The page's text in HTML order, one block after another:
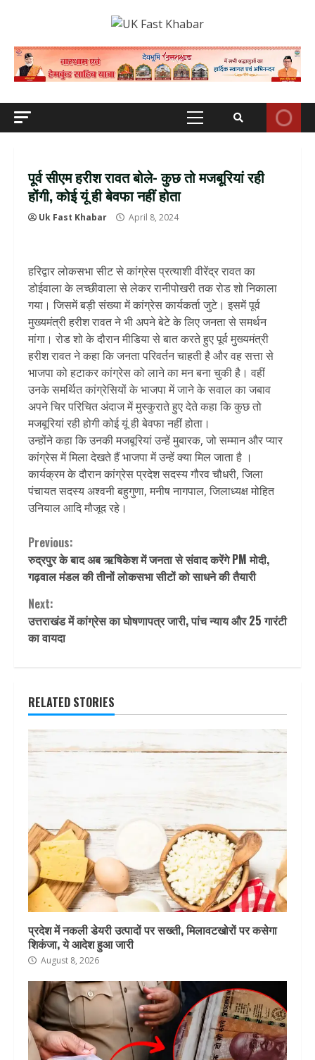
Primary
पूर्व सीएम हरीश रावत बोले- कुछ तो मजबूरियां रही
होंगी, कोई यूं ही बेवफा नहीं होता
Uk Fast Khabar April 8, 2024
हरिद्वार लोकसभा सीट से कांग्रेस प्रत्याशी वीरेंद्र रावत का
डोईवाला के लच्छीवाला से लेकर रानीपोखरी तक रोड शो निकाला
गया। जिसमें बड़ी संख्या में कांग्रेस कार्यकर्ता जुटे। इसमें पूर्व
मुख्यमंत्री हरीश रावत ने भी अपने बेटे के लिए जनता से समर्थन
मांगा। रोड शो के दौरान मीडिया से बात करते हुए पूर्व मुख्यमंत्री
हरीश रावत ने कहा कि जनता परिवर्तन चाहती है और वह सत्ता से
भाजपा को हटाकर कांग्रेस को लाने का मन बना चुकी है। वहीं
उनके समर्थित कांग्रेसियों के भाजपा में जाने के सवाल का जबाव
अपने चिर परिचित अंदाज में मुस्कुराते हुए देते कहा कि कुछ तो
मजबूरियां रही होगी कोई यूं ही बेवफा नहीं होता।
उन्होंने कहा कि उनकी मजबूरियां उन्हें मुबारक, जो सम्मान और प्यार
कांग्रेस में मिला देखते हैं भाजपा में उन्हें क्या मिल जाता है ।
कार्यक्रम के दौरान कांग्रेस प्रदेश सदस्य गौरव चौधरी, जिला
पंचायत सदस्य अश्वनी बहुगुणा, मनीष नागपाल, जिलाध्यक्ष मोहित
उनियाल आदि मौजूद रहे।
Continue
Reading
Previous:
रुद्रपुर के बाद अब ऋषिकेश में जनता से संवाद करेंगे PM मोदी,
गढ़वाल मंडल की तीनों लोकसभा सीटों को साधने की तैयारी
Next:
उत्तराखंड में कांग्रेस का घोषणापत्र जारी, पांच न्याय और 25 गारंटी
का वायदा
RELATED STORIES
प्रदेश में नकली डेयरी उत्पादों पर सख्ती, मिलावटखोरों पर कसेगा
शिकंजा, ये आदेश हुआ जारी
August 8, 2026